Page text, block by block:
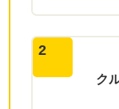
2
ク